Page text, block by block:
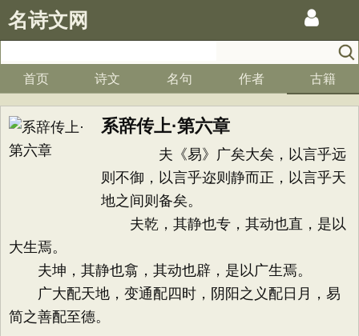
名诗文网
首页 诗文 名句 作者 古籍
系辞传上·第六章
夫《易》广矣大矣，以言乎远
则不御，以言乎迩则静而正，以言乎天
地之间则备矣。
夫乾，其静也专，其动也直，是以
大生焉。
夫坤，其静也翕，其动也辟，是以广生焉。
广大配天地，变通配四时，阴阳之义配日月，易
简之善配至德。